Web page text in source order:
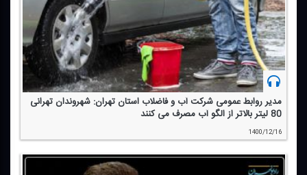
مدیر روابط عمومی شركت آب و فاضلاب استان تهران: شهروندان تهرانی
80 لیتر بالاتر از الگو آب مصرف می كنند
1400/12/16